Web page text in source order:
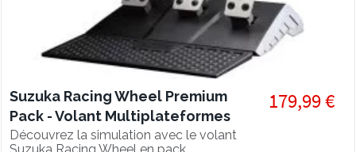
Suzuka Racing Wheel Premium
Pack - Volant Multiplateformes
avec pédalier et boîte de
Découvrez la simulation avec le volant
179,99 €